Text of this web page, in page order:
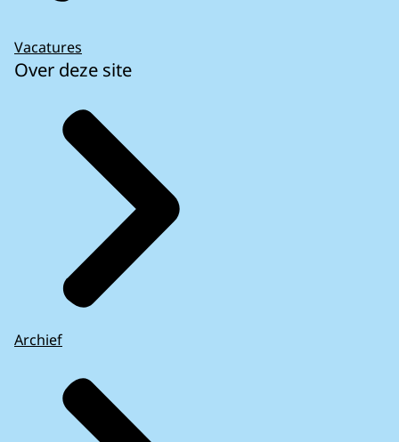
Vacatures
Over deze site
Archief